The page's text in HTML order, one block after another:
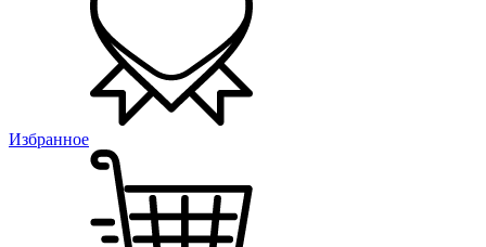
Избранное